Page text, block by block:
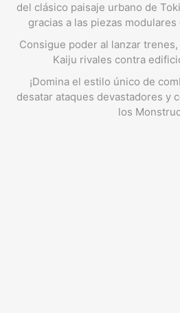
del clásico paisaje urbano de
gracias a las piezas
Consigue poder al lanzar
Kaiju rivales contra
¡Domina el estilo único de
desatar ataques devastadores y
los